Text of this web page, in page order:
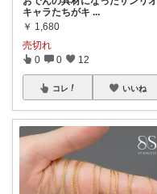
キャラたちがキ ...
￥ 1,680
売切れ
0 0 12
コレ いいね